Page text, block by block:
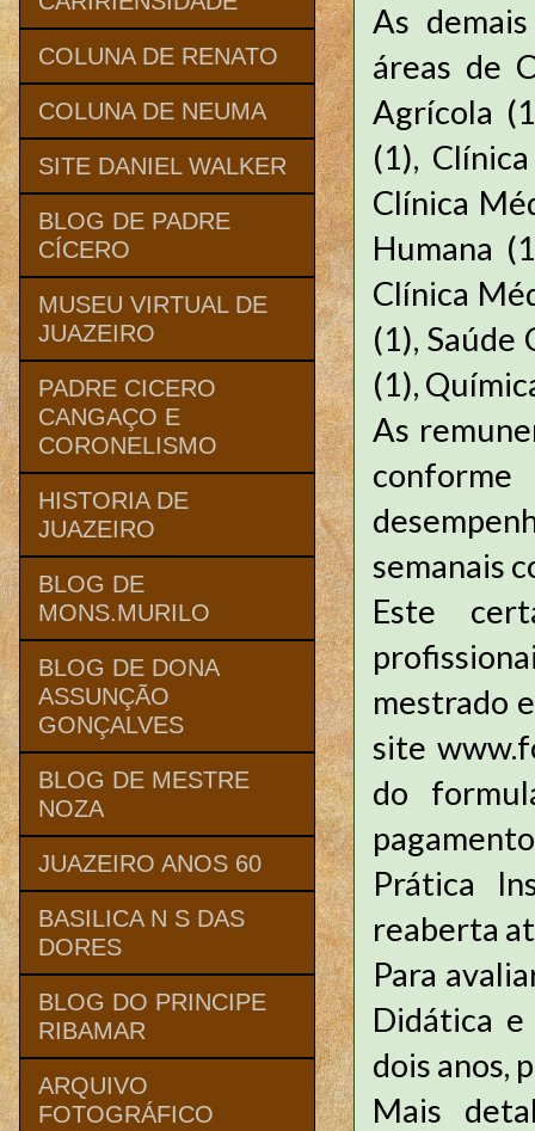
As
áreas de
Agrícola
(1),
Clínica
Humana
Clínica
(1), Saúde
(1),
As
semanais
Este
mestrado
site
do
Prática
reaberta
Para
Didática
dois anos,
Mais
COLUNA DE RENATO
COLUNA DE NEUMA
SITE DANIEL WALKER
BLOG DE PADRE
CÍCERO
MUSEU VIRTUAL DE
JUAZEIRO
PADRE CICERO
CANGAÇO E
CORONELISMO
HISTORIA DE
JUAZEIRO
BLOG DE
MONS.MURILO
BLOG DE DONA
ASSUNÇÃO
GONÇALVES
BLOG DE MESTRE
NOZA
JUAZEIRO ANOS 60
BASILICA N S DAS
DORES
BLOG DO PRINCIPE
RIBAMAR
ARQUIVO
FOTOGRÁFICO